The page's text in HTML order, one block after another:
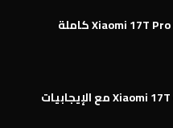
مواصفات هاتف Xiaomi 17T مع الإيجابيات